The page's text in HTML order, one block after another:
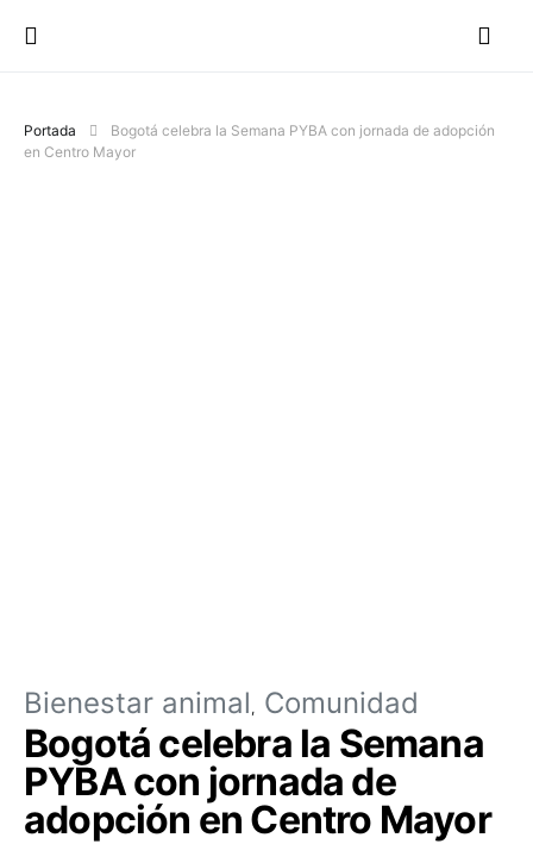
Portada
Bogotá celebra la Semana PYBA con jornada de adopción
en Centro Mayor
Bienestar animal Comunidad
Bogotá celebra la Semana
PYBA con jornada de
adopción en Centro Mayor